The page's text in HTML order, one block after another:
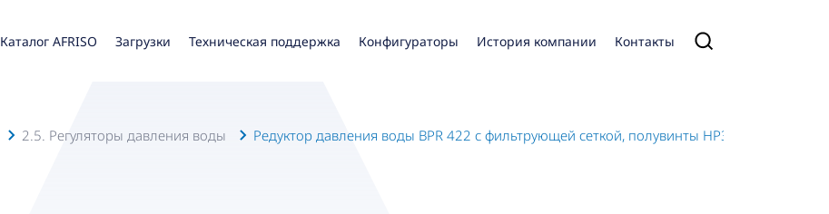
Каталог AFRISO Загрузки Техническая поддержка Конфигураторы История компании Контакты
2.5. Регуляторы давления воды Редуктор давления воды BPR 422 с фильтрующей сеткой, полувинты НР3/4"